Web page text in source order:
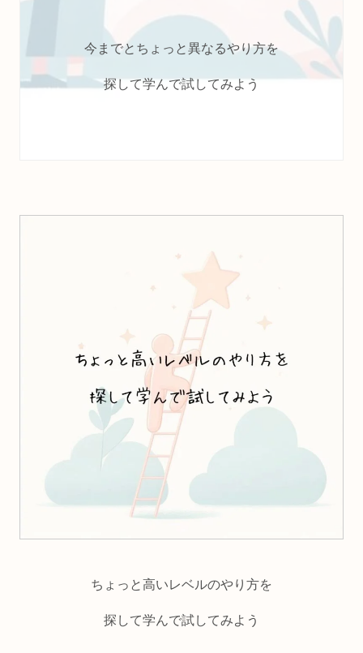
今までとちょっと異なるやり方を
探して学んで試してみよう
ちょっと高いレベルのやり方を
探して学んで試してみよう